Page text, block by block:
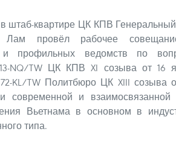
в штаб-квартире ЦК КПВ
Лам провёл рабочее
и профильных ведомств по
NQ/TW ЦК КПВ XI созыва от 16
KL/TW Политбюро ЦК XIII созыва
современной и взаимосвязанной
Вьетнама в основном в
типа.